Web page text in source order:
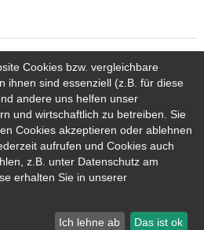
HONDA CIVIC E:HEV
HONDA CR-V E:HEV & E:PHEV
Cookies bzw. vergleichbare
ihnen sind essenziell (z.B. für diese
andere uns helfen unser
und wirtschaftlich zu betreiben. Sie
Cookies akzeptieren oder ablehnen
aufrufen und Cookies auch
z.B. unter Datenschutz am
erhalten Sie in unserer
Ich lehne ab Das ist ok